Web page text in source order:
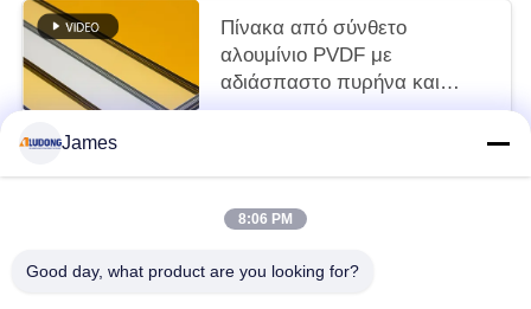
Πίνακα από σύνθετο
αλουμίνιο PVDF με
αδιάσπαστο πυρήνα και
γυαλιστερή επιφάνεια
ΜΕ
James
8:06 PM
Good day, what product are you looking for?